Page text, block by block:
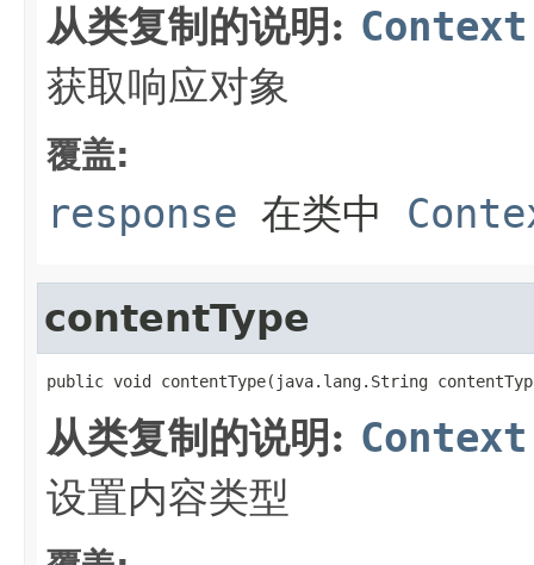
从类复制的说明: Context
获取响应对象
覆盖:
response 在类中
contentType
public void contentType(java.lang.String
从类复制的说明: Context
设置内容类型